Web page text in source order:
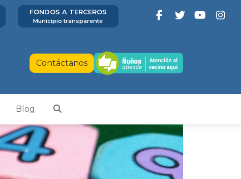
FONDOS A TERCEROS
Municipio transparente
Contáctanos
Blog